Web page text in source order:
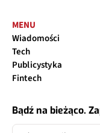
MENU
Wiadomości
Tech
Publicystyka
Fintech
Bądź na bieżąco.